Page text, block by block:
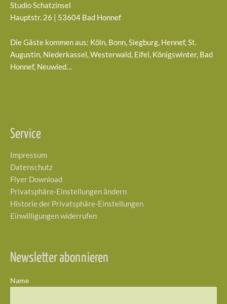
Studio Schatzinsel
Hauptstr. 26 | 53604 Bad Honnef
Die Gäste kommen aus: Köln, Bonn, Siegburg, Hennef, St.
Augustin, Niederkassel, Westerwald, Eifel, Königswinter, Bad
Honnef, Neuwied…
Service
Impressum
Datenschutz
Flyer Download
Privatsphäre-Einstellungen ändern
Historie der Privatsphäre-Einstellungen
Einwilligungen widerrufen
Newsletter abonnieren
Name